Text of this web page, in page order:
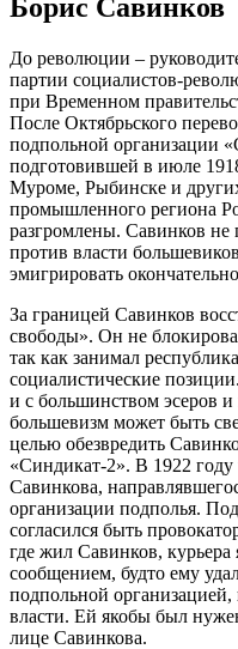
Борис Савинков
До революции –
партии социалистов-
при Временном
После Октябрьского
подпольной организации
подготовившей в июле
Муроме, Рыбинске и
промышленного региона
разгромлены. Савинков
против власти
эмигрировать
За границей Савинков
свободы». Он не
так как занимал
социалистические
и с большинством эсеров
большевизм может быть
целью обезвредить
«Синдикат-2». В 1922 году
Савинкова,
организации подполья.
согласился быть
где жил Савинков, курьера
сообщением, будто ему
подпольной организацией,
власти. Ей якобы был
лице Савинкова.